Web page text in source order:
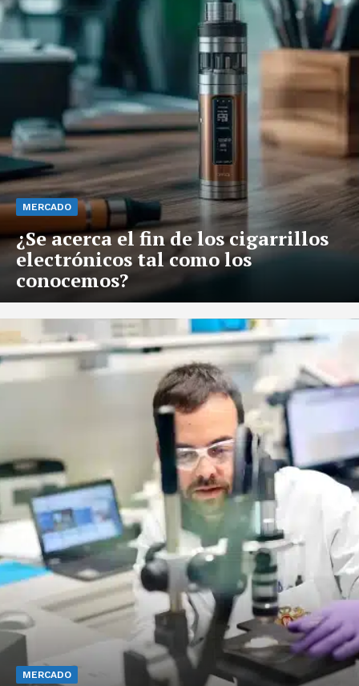
MERCADO
¿Se acerca el fin de los cigarrillos
electrónicos tal como los
conocemos?
MERCADO